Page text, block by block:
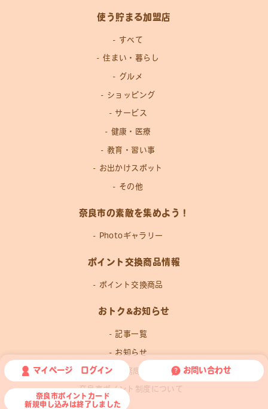
使う貯まる加盟店
すべて
住まい・暮らし
グルメ
ショッピング
サービス
健康・医療
教育・習い事
お出かけスポット
その他
奈良市の素敵を集めよう！
Photoギャラリー
ポイント交換商品情報
ポイント交換商品
おトク&お知らせ
記事一覧
お知らせ
運営事務局news
奈良市ポイント制度について
マイページ ログイン お問い合わせ
奈良市ポイントカード
新規申し込みは終了しました